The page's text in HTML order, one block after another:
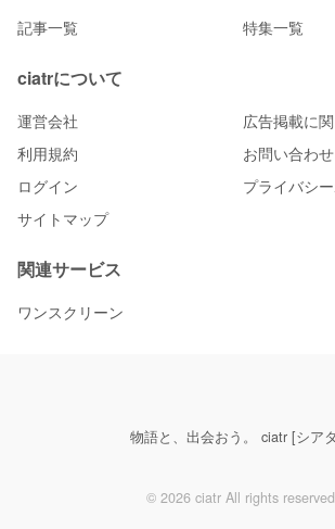
記事一覧 特集一覧
ciatrについて
運営会社
広告掲載に
利用規約
お問い合わせ
ログイン
プライバシ
サイトマップ
関連サービス
ワンスクリーン
物語と、出会おう。 ciatr [シア
© 2026 ciatr All rights